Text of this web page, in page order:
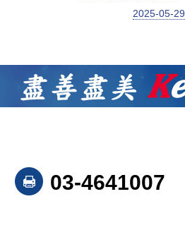
2025-05-29
03-4641007